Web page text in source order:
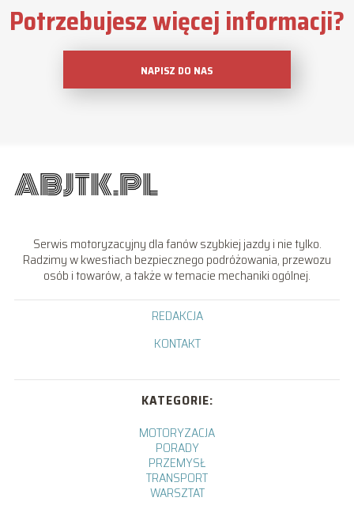
Potrzebujesz więcej informacji?
NAPISZ DO NAS
Serwis motoryzacyjny dla fanów szybkiej jazdy i nie tylko.
Radzimy w kwestiach bezpiecznego podróżowania, przewozu
osób i towarów, a także w temacie mechaniki ogólnej.
REDAKCJA
KONTAKT
KATEGORIE:
MOTORYZACJA
PORADY
PRZEMYSŁ
TRANSPORT
WARSZTAT